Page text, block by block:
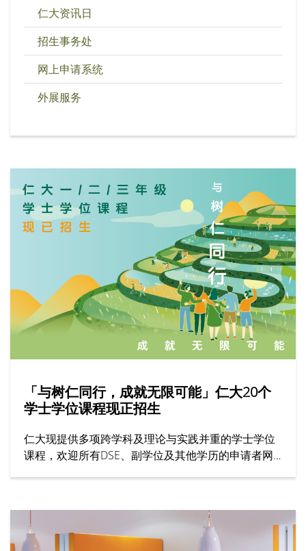
仁大资讯日
招生事务处
网上申请系统
外展服务
「与树仁同行，成就无限可能」仁大20个
学士学位课程现正招生
仁大现提供多项跨学科及理论与实践并重的学士学位
课程，欢迎所有DSE、副学位及其他学历的申请者网